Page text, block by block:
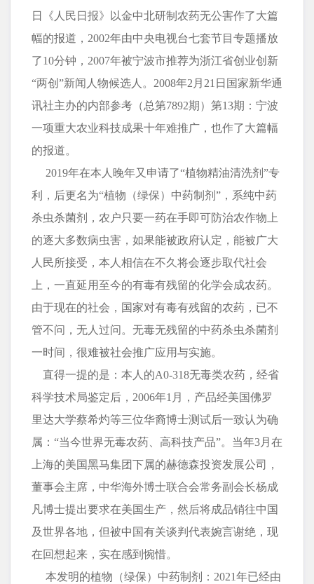
日《人民日报》以金中北研制农药无公害作了大篇
幅的报道，2002年由中央电视台七套节目专题播放
了10分钟，2007年被宁波市推荐为浙江省创业创新
“两创”新闻人物候选人。2008年2月21日国家新华通
讯社主办的内部参考（总第7892期）第13期：宁波
一项重大农业科技成果十年难推广，也作了大篇幅
的报道。
2019年在本人晚年又申请了“植物精油清洗剂”专
利，后更名为“植物（绿保）中药制剂”，系纯中药
杀虫杀菌剂，农户只要一药在手即可防治农作物上
的逐大多数病虫害，如果能被政府认定，能被广大
人民所接受，本人相信在不久将会逐步取代社会
上，一直延用至今的有毒有残留的化学会成农药。
由于现在的社会，国家对有毒有残留的农药，已不
管不问，无人过问。无毒无残留的中药杀虫杀菌剂
一时间，很难被社会推广应用与实施。
直得一提的是：本人的A0-318无毒类农药，经省
科学技术局鉴定后，2006年1月，产品经美国佛罗
里达大学蔡希灼等三位华裔博士测试后一致认为确
属：“当今世界无毒农药、高科技产品”。当年3月在
上海的美国黑马集团下属的赫德森投资发展公司，
董事会主席，中华海外博士联合会常务副会长杨成
凡博士提出要求在美国生产，然后将成品销往中国
及世界各地，但被中国有关谈判代表婉言谢绝，现
在回想起来，实在感到惋惜。
本发明的植物（绿保）中药制剂：2021年已经由